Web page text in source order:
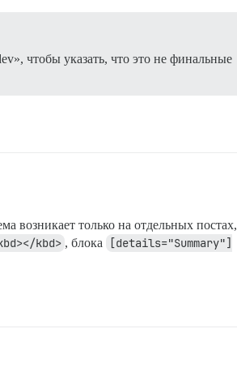
чтобы указать, что это не финальные
возникает только на отдельных постах,
kbd> , блока
[details="Summary"]